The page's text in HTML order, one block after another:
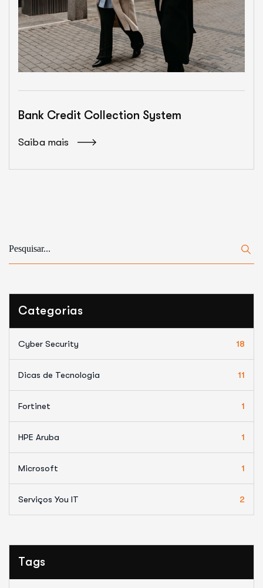
Bank Credit Collection System
Saiba mais
Categorias
Cyber Security 18
Dicas de Tecnologia 11
Fortinet 1
HPE Aruba 1
Microsoft 1
Serviços You IT 2
Tags